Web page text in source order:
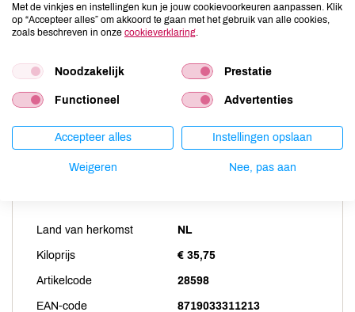
Selderij
niet aanwezig
Sesam
niet aanwezig
Vis
niet aanwezig
Weekdieren
niet aanwezig
Land van herkomst NL
Kiloprijs € 35,75
Artikelcode 28598
EAN-code 8719033311213
Met de vinkjes en instellingen kun je jouw cookievoorkeuren aanpassen. Klik
op “Accepteer alles” om akkoord te gaan met het gebruik van alle cookies,
zoals beschreven in onze cookieverklaring.
Noodzakelijk Prestatie
Functioneel Advertenties
Accepteer alles Instellingen opslaan
Weigeren Nee, pas aan